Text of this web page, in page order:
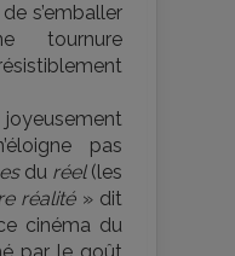
s’emballer
tournure
pas
du réel(les
réalité» dit
cinéma du